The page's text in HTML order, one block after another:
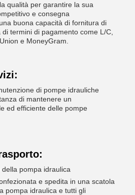
qualità per garantire la sua
e consegna
buona capacità di fornitura di
termini di pagamento come L/C,
e MoneyGram.
di pompe idrauliche
di mantenere un
ed efficiente delle pompe
pompa idraulica
e spedita in una scatola
pompa idraulica e tutti gli